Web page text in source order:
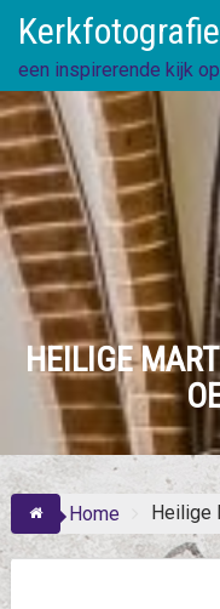
content
een inspirerende kijk
HEILIGE
Home Heilige